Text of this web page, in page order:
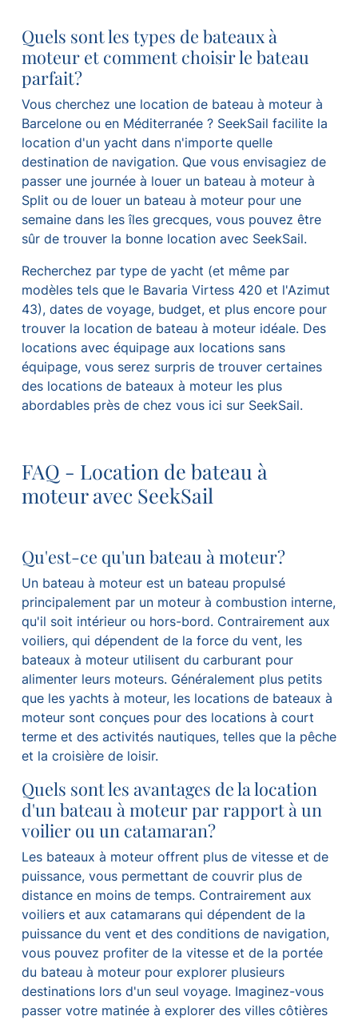
Quels sont les types de bateaux à
moteur et comment choisir le bateau
parfait?
Vous cherchez une location de bateau à moteur à
Barcelone ou en Méditerranée ? SeekSail facilite la
location d'un yacht dans n'importe quelle
destination de navigation. Que vous envisagiez de
passer une journée à louer un bateau à moteur à
Split ou de louer un bateau à moteur pour une
semaine dans les îles grecques, vous pouvez être
sûr de trouver la bonne location avec SeekSail.
Recherchez par type de yacht (et même par
modèles tels que le Bavaria Virtess 420 et l'Azimut
43), dates de voyage, budget, et plus encore pour
trouver la location de bateau à moteur idéale. Des
locations avec équipage aux locations sans
équipage, vous serez surpris de trouver certaines
des locations de bateaux à moteur les plus
abordables près de chez vous ici sur SeekSail.
FAQ - Location de bateau à
moteur avec SeekSail
Qu'est-ce qu'un bateau à moteur?
Un bateau à moteur est un bateau propulsé
principalement par un moteur à combustion interne,
qu'il soit intérieur ou hors-bord. Contrairement aux
voiliers, qui dépendent de la force du vent, les
bateaux à moteur utilisent du carburant pour
alimenter leurs moteurs. Généralement plus petits
que les yachts à moteur, les locations de bateaux à
moteur sont conçues pour des locations à court
terme et des activités nautiques, telles que la pêche
et la croisière de loisir.
Quels sont les avantages de la location
d'un bateau à moteur par rapport à un
voilier ou un catamaran?
Les bateaux à moteur offrent plus de vitesse et de
puissance, vous permettant de couvrir plus de
distance en moins de temps. Contrairement aux
voiliers et aux catamarans qui dépendent de la
puissance du vent et des conditions de navigation,
vous pouvez profiter de la vitesse et de la portée
du bateau à moteur pour explorer plusieurs
destinations lors d'un seul voyage. Imaginez-vous
passer votre matinée à explorer des villes côtières